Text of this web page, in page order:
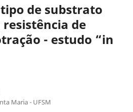
de substrato
de
- estudo “in
Maria - UFSM